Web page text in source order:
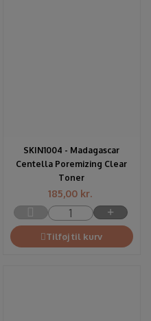
SKIN1004 - Madagascar
Centella Poremizing Clear
Toner
185,00 kr.
Tilføj til kurv